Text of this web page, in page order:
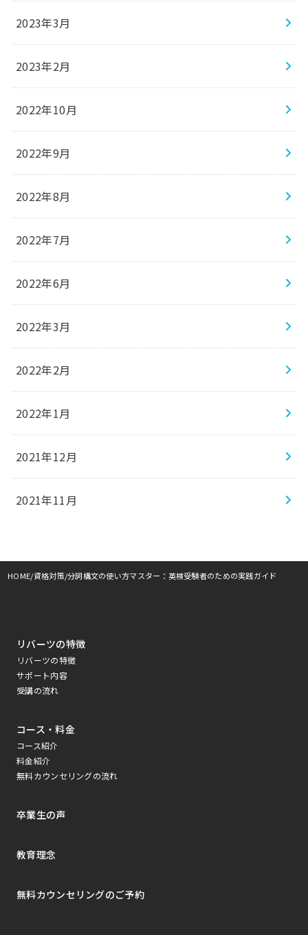
2023年3月
2023年2月
2022年10月
2022年9月
2022年8月
2022年7月
2022年6月
2022年3月
2022年2月
2022年1月
2021年12月
2021年11月
HOME 資格対策 分詞構文の使い方マスター：英検受験者のための実践ガイド
リバーツの特徴
リバーツの特徴
サポート内容
受講の流れ
コース・料金
コース紹介
料金紹介
無料カウンセリングの流れ
卒業生の声
教育理念
無料カウンセリングのご予約